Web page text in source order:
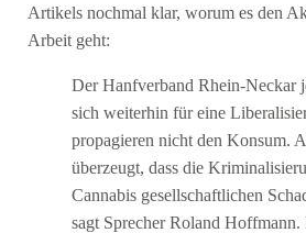
Artikels nochmal klar, worum es den
Arbeit geht:
Der Hanfverband Rhein-Neckar
sich weiterhin für eine
propagieren nicht den Konsum.
überzeugt, dass die
Cannabis gesellschaftlichen
sagt Sprecher Roland